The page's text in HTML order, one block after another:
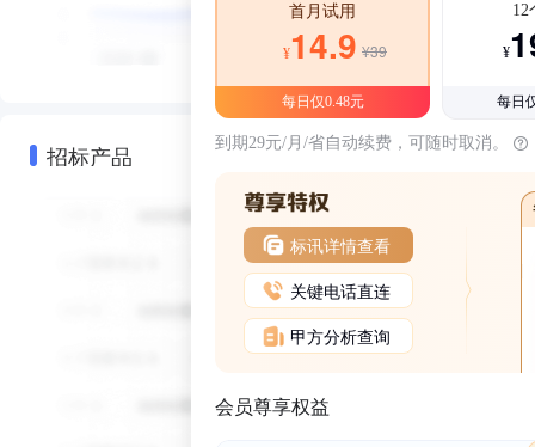
招标产品
首月试用
¥14.9 ¥39
每日仅0.48元
12
¥
每日
到期29元/月/省自动续费，可随时取消。
标讯详情查看
关键电话直连
甲方分析查询
会员尊享权益